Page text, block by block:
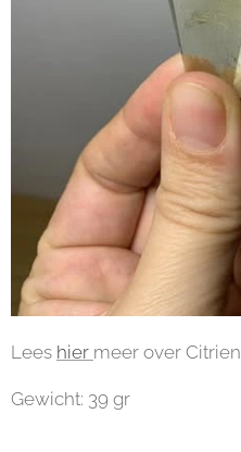
Lees hier meer over
Gewicht: 39 gr